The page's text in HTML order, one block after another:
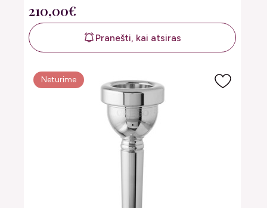
210,00€
Pranešti, kai atsiras
Neturime